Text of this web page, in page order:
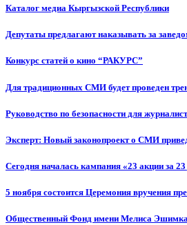
Каталог медиа Кыргызской Республики
Депутаты предлагают наказывать за
Конкурс статей о кино “РАКУРС”
Для традиционных СМИ будет проведен
Руководство по безопасности для
Эксперт: Новый законопроект о СМИ
Сегодня началась кампания «23 акции за
5 ноября состоится Церемония вручения
Общественный Фонд имени Мелиса